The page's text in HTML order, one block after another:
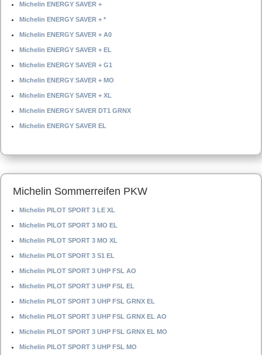
Michelin ENERGY SAVER +
Michelin ENERGY SAVER + *
Michelin ENERGY SAVER + A0
Michelin ENERGY SAVER + EL
Michelin ENERGY SAVER + G1
Michelin ENERGY SAVER + MO
Michelin ENERGY SAVER + XL
Michelin ENERGY SAVER DT1 GRNX
Michelin ENERGY SAVER EL
Michelin Sommerreifen PKW
Michelin PILOT SPORT 3 LE XL
Michelin PILOT SPORT 3 MO EL
Michelin PILOT SPORT 3 MO XL
Michelin PILOT SPORT 3 S1 EL
Michelin PILOT SPORT 3 UHP FSL AO
Michelin PILOT SPORT 3 UHP FSL EL
Michelin PILOT SPORT 3 UHP FSL GRNX EL
Michelin PILOT SPORT 3 UHP FSL GRNX EL AO
Michelin PILOT SPORT 3 UHP FSL GRNX EL MO
Michelin PILOT SPORT 3 UHP FSL MO